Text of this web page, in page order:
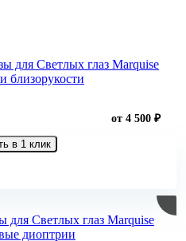
для Светлых глаз Marquise
близорукости
от 4 500 ₽
в 1 клик